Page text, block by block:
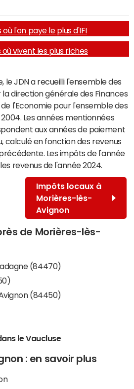
où l'on paye le plus d'IFI
où vivent les plus riches
le JDN a recueilli l'ensemble des
direction générale des Finances
l'Economie pour l'ensemble des
Les années mentionnées
aux années de paiement
calculé en fonction des revenus
Les impôts de l'année
revenus de l'année 2024.
Impôts locaux à
Morières-lès-
Avignon
de Morières-lès-
(84470)
(84450)
le Vaucluse
: en savoir plus